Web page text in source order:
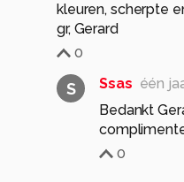
kleuren, scherpte
0
S Ssas één
Bedankt
0